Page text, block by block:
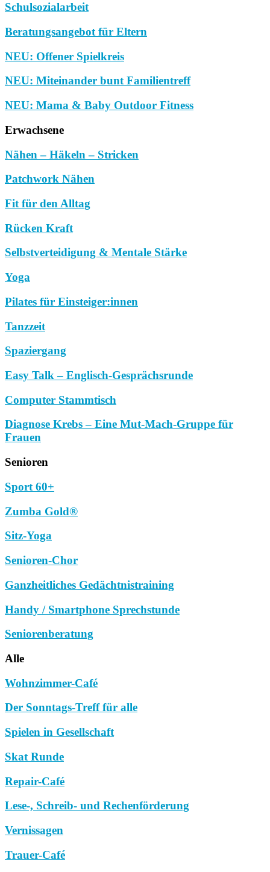
Schulsozialarbeit
Beratungsangebot für Eltern
NEU: Offener Spielkreis
NEU: Miteinander bunt Familientreff
NEU: Mama & Baby Outdoor Fitness
Erwachsene
Nähen – Häkeln – Stricken
Patchwork Nähen
Fit für den Alltag
Rücken Kraft
Selbstverteidigung & Mentale Stärke
Yoga
Pilates für Einsteiger:innen
Tanzzeit
Spaziergang
Easy Talk – Englisch-Gesprächsrunde
Computer Stammtisch
Diagnose Krebs – Eine Mut-Mach-Gruppe für
Frauen
Senioren
Sport 60+
Zumba Gold®
Sitz-Yoga
Senioren-Chor
Ganzheitliches Gedächtnistraining
Handy / Smartphone Sprechstunde
Seniorenberatung
Alle
Wohnzimmer-Café
Der Sonntags-Treff für alle
Spielen in Gesellschaft
Skat Runde
Repair-Café
Lese-, Schreib- und Rechenförderung
Vernissagen
Trauer-Café